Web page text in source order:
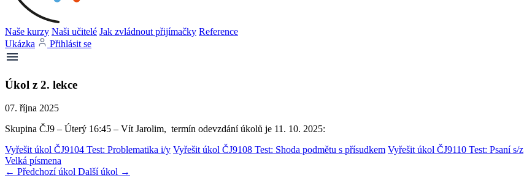
Naše kurzy Naši učitelé Jak zvládnout přijímačky Reference
Ukázka
Přihlásit se
Úkol z 2. lekce
07. října 2025
Skupina ČJ9 – Úterý 16:45 – Vít Jarolim, termín odevzdání úkolů je 11. 10. 2025:
Vyřešit úkol ČJ9104 Test: Problematika i/y Vyřešit úkol ČJ9108 Test: Shoda podmětu s přísudkem Vyřešit úkol ČJ9110 Test: Psaní s/z
Velká písmena
← Předchozí úkol Další úkol →